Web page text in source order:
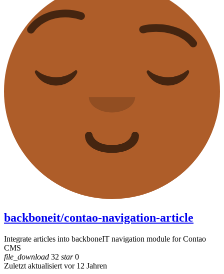
backboneit/contao-navigation-article
Integrate articles into backboneIT navigation module for Contao
CMS
file_download 32 star0
Zuletzt aktualisiert vor 12 Jahren